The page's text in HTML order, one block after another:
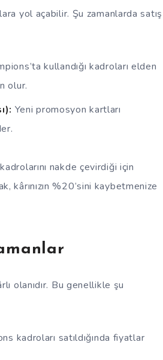
yol açabilir. Şu zamanlarda satış
kullandığı kadroları elden
olur.
Yeni promosyon kartları
nakde çevirdiği için
%20’sini kaybetmenize
olanıdır. Bu genellikle şu
kadroları satıldığında fiyatlar